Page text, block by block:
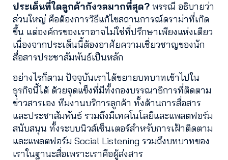
ประเด็นที่ใดลูกค้ากังวลมากที่สุด? พรรณี อธิบายว่า
ส่วนใหญ่ คือต้องการวิธีแก้ไขสถานการณ์ดราม่าที่เกิด
ขึ้น แต่องค์กรของเราอาจไม่ใช่ที่ปรึกษาเพียงแห่งเดียว
เนื่องจากประเด็นนี้ต้องอาศัยความเชี่ยวชาญของนัก
สื่อสารประชาสัมพันธ์เป็นหลัก
อย่างไรก็ตาม ปัจจุบันเราได้ขยายบทบาทเข้าไปใน
ธุรกิจนี้ได้ ด้วยจุดแข็งที่มีทั้งกองบรรณาธิการที่ติดตาม
ข่าวสารเอง ทีมงานบริการลูกค้า ทั้งด้านการสื่อสาร
และประชาสัมพันธ์ รวมถึงมีเทคโนโลยีและแพลตฟอร์ม
สนับสนุน ทั้งระบบนิวส์เซ็นเตอร์สำหรับการเฝ้าติดตาม
และแพลตฟอร์ม Social Listening รวมถึงบทบาทของ
เราในฐานะสื่อเพราะเราคือผู้ส่งสาร